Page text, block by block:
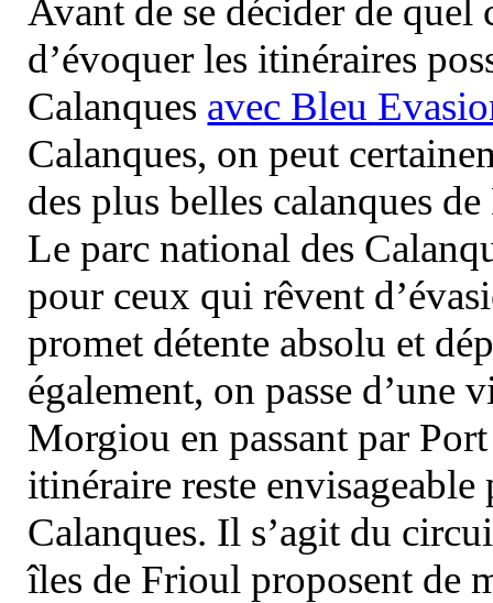
Avant de se décider de
d’évoquer les itinéraires
Calanques avec Bleu
Calanques, on peut
des plus belles calanques
Le parc national des
pour ceux qui rêvent
promet détente absolu et
également, on passe d’une
Morgiou en passant par
itinéraire reste
Calanques. Il s’agit du
îles de Frioul proposent de